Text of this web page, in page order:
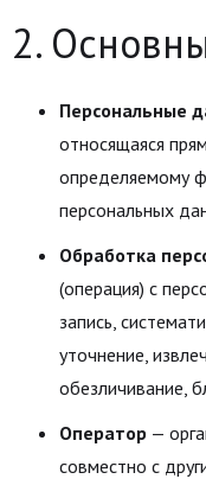
2.
Персональные
относящаяся
определяемому
персональных
Обработка
(операция) с
запись,
уточнение,
обезличивание,
Оператор —
совместно с